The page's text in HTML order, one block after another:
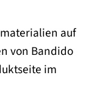
auf
von Bandido
im